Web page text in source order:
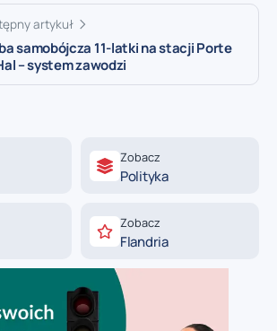
artykuł
samobójcza 11-latki na stacji Porte
– system zawodzi
Zobacz
Polityka
Zobacz
Flandria